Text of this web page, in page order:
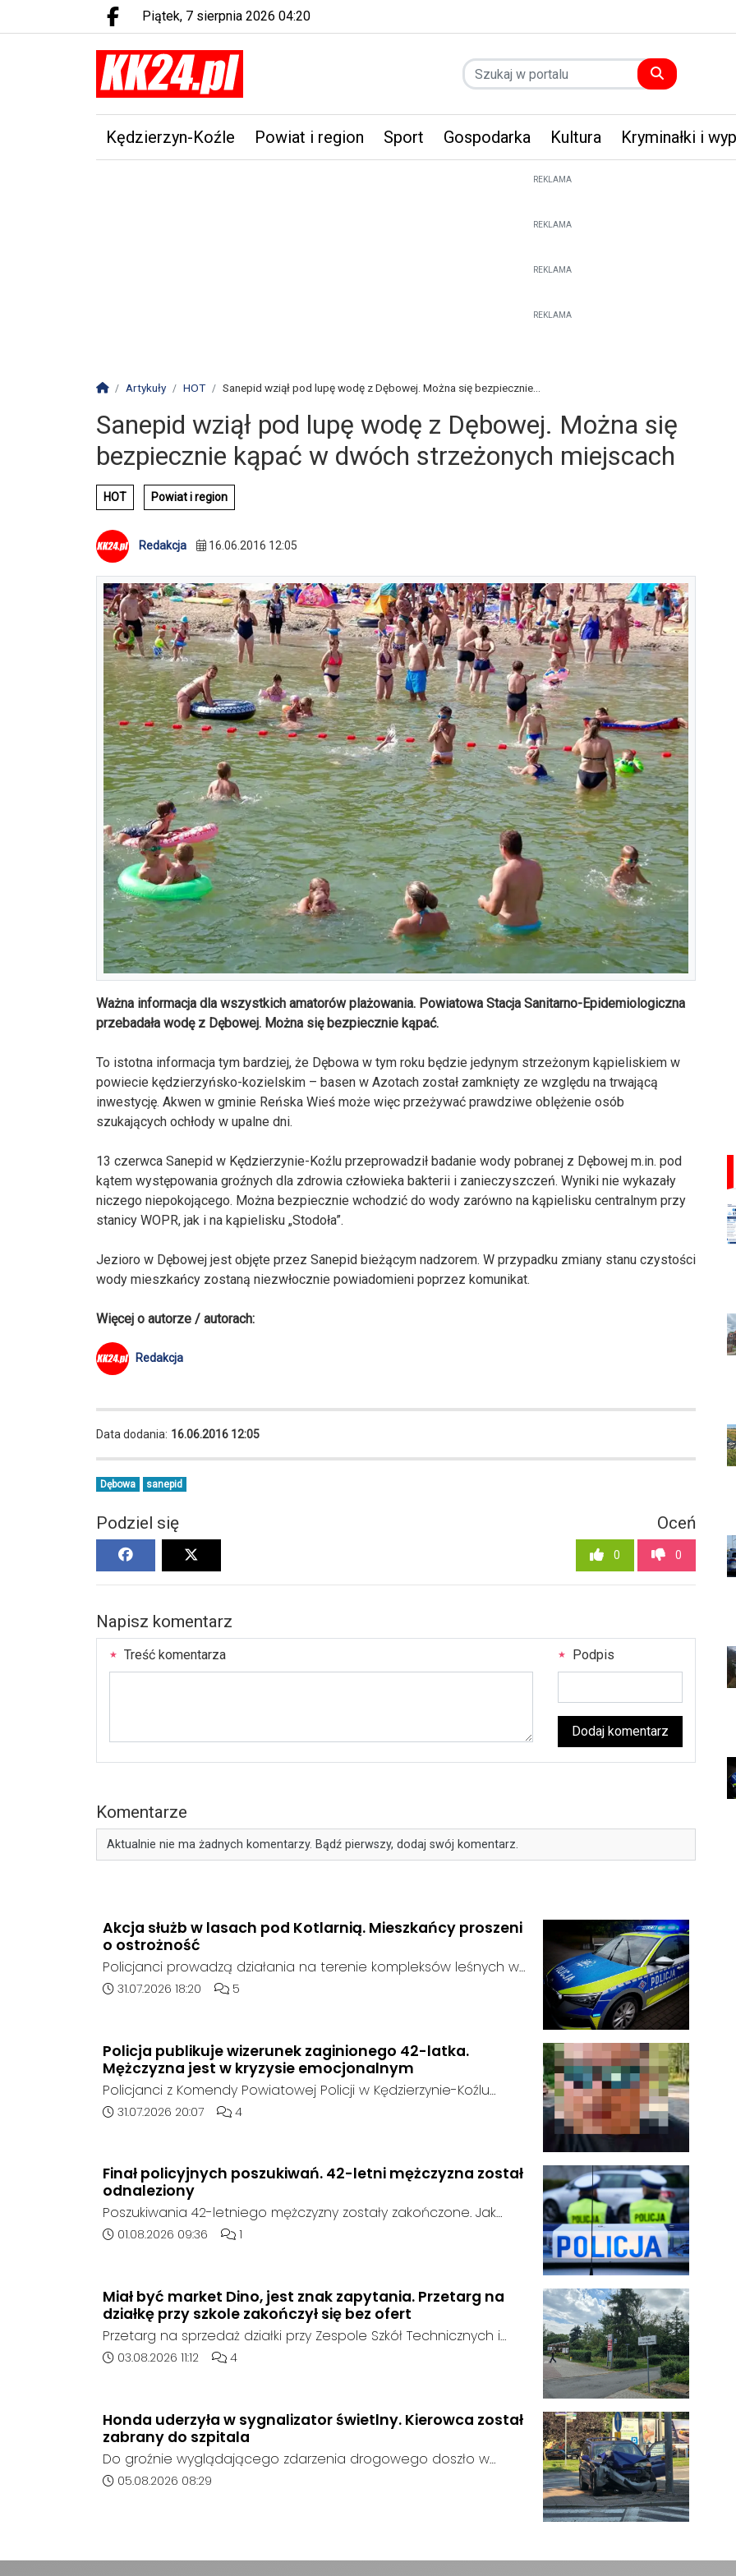
Facebook.com
piątek, 7 sierpnia 2026 04:20
Kędzierzyn-Koźle Powiat i region Sport Gospodarka Kultura Kryminałki i
REKLAMA
REKLAMA
REKLAMA
REKLAMA
Strona główna
Artykuły HOT Sanepid wziął pod lupę wodę z Dębowej. Można się bezpiecznie...
Sanepid wziął pod lupę wodę z Dębowej. Można się
bezpiecznie kąpać w dwóch strzeżonych miejscach
HOT Powiat i region
Redakcja 16.06.2016 12:05
Ważna informacja dla wszystkich amatorów plażowania. Powiatowa Stacja Sanitarno-Epidemiologiczna
przebadała wodę z Dębowej. Można się bezpiecznie kąpać.
To istotna informacja tym bardziej, że Dębowa w tym roku będzie jedynym strzeżonym kąpieliskiem w
powiecie kędzierzyńsko-kozielskim – basen w Azotach został zamknięty ze względu na trwającą
inwestycję. Akwen w gminie Reńska Wieś może więc przeżywać prawdziwe oblężenie osób
szukających ochłody w upalne dni.
13 czerwca Sanepid w Kędzierzynie-Koźlu przeprowadził badanie wody pobranej z Dębowej m.in. pod
kątem występowania groźnych dla zdrowia człowieka bakterii i zanieczyszczeń. Wyniki nie wykazały
niczego niepokojącego. Można bezpiecznie wchodzić do wody zarówno na kąpielisku centralnym przy
stanicy WOPR, jak i na kąpielisku „Stodoła”.
Jezioro w Dębowej jest objęte przez Sanepid bieżącym nadzorem. W przypadku zmiany stanu czystości
wody mieszkańcy zostaną niezwłocznie powiadomieni poprzez komunikat.
Więcej o autorze / autorach:
Redakcja
Data dodania: 16.06.2016 12:05
Dębowa sanepid
Podziel się Oceń
0 0
Napisz komentarz
Treść komentarza Podpis
Dodaj komentarz
Komentarze
Aktualnie nie ma żadnych komentarzy. Bądź pierwszy, dodaj swój komentarz.
Akcja służb w lasach pod Kotlarnią. Mieszkańcy proszeni
o ostrożność
Policjanci prowadzą działania na terenie kompleksów leśnych w
rejonie gminy Bierawa. Jak udało nam się ustalić, funkcjonariusze
postronnych.
Data dodania artykułu:
31.07.2026 18:20 Liczba komentarzy artykułu:
5
Policja publikuje wizerunek zaginionego 42-latka.
Mężczyzna jest w kryzysie emocjonalnym
Policjanci z Komendy Powiatowej Policji w Kędzierzynie-Koźlu
poszukują zaginionego 42-latka, który jest w kryzysie
rejonie miejscowości w Goszyce. Od tego momentu nie nawiązał
kontaktu z rodziną.
Data dodania artykułu:
31.07.2026 20:07 Liczba komentarzy artykułu:
4
Finał policyjnych poszukiwań. 42-letni mężczyzna został
odnaleziony
Poszukiwania 42-letniego mężczyzny zostały zakończone. Jak
poinformowała opolska policja, został on odnaleziony w sobotę, 1
Data dodania artykułu:
01.08.2026 09:36 Liczba komentarzy artykułu:
1
Miał być market Dino, jest znak zapytania. Przetarg na
działkę przy szkole zakończył się bez ofert
Przetarg na sprzedaż działki przy Zespole Szkół Technicznych i
Ogólnokształcących w Kędzierzynie-Koźlu zakończył się bez
oferent.
Data dodania artykułu:
03.08.2026 11:12 Liczba komentarzy artykułu:
4
Honda uderzyła w sygnalizator świetlny. Kierowca został
zabrany do szpitala
Do groźnie wyglądającego zdarzenia drogowego doszło w
środę rano w Koźlu. Około godziny 6:30 kierujący samochodem
Data dodania artykułu:
05.08.2026 08:29